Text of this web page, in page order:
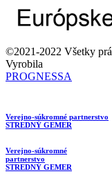
©2021-2022 Všetky
Vyrobila
PROGNESSA
Verejno-súkromné partnerstvo
STREDNÝ GEMER
Verejno-súkromné
partnerstvo
STREDNÝ GEMER